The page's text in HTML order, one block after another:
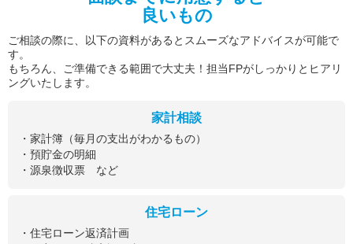
良いもの
ご相談の際に、以下の資料があるとスムーズなアドバイスが可能で
す。
もちろん、ご準備できる範囲で大丈夫！担当FPがしっかりとヒアリ
ングいたします。
家計相談
・家計簿（毎月の支出がわかるもの）
・預貯金の明細
・源泉徴収票 など
住宅ローン
・住宅ローン返済計画